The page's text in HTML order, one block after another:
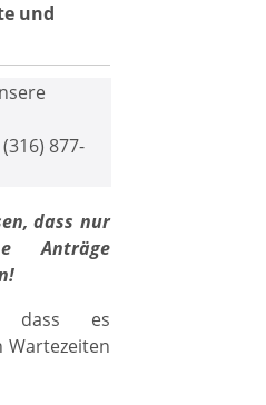
und
877-
dass nur
Anträge
dass es
Wartezeiten